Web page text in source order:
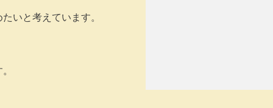
いと考えています。